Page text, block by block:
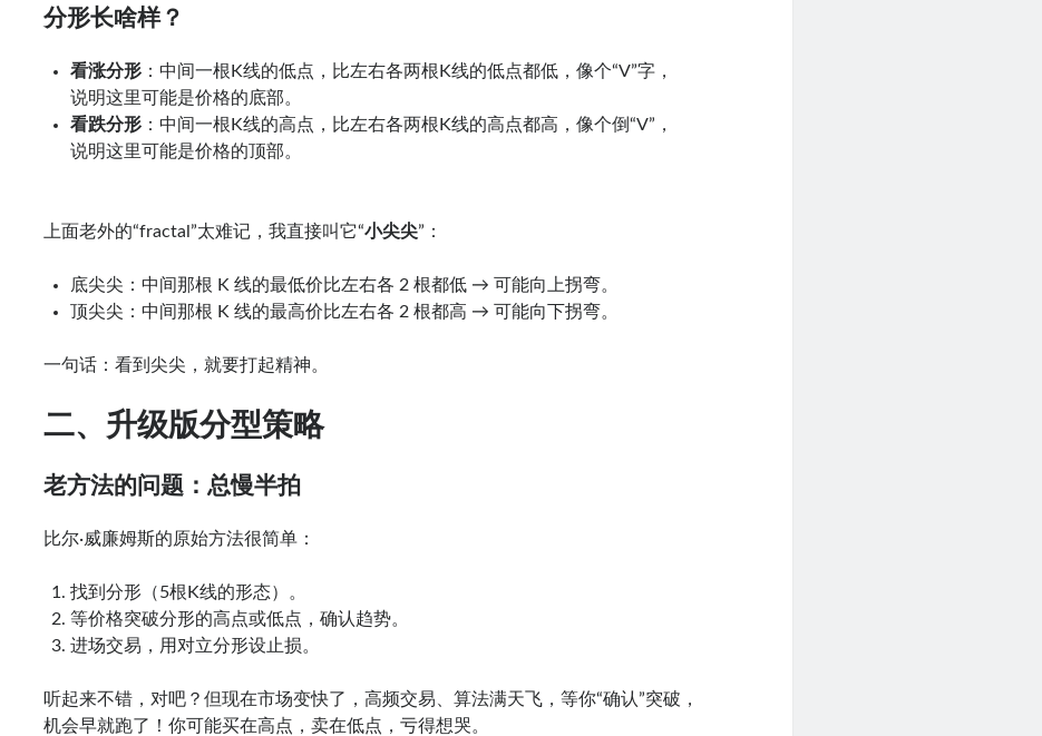
分形长啥样？
看涨分形 ：中间一根K线的低点，比左右各两根K线的低点都低，像个“V”字，
说明这里可能是价格的底部。
看跌分形 ：中间一根K线的高点，比左右各两根K线的高点都高，像个倒“V”，
说明这里可能是价格的顶部。
上面老外的“fractal”太难记，我直接叫它“小尖尖”：
底尖尖：中间那根 K 线的最低价比左右各 2 根都低 → 可能向上拐弯。
顶尖尖：中间那根 K 线的最高价比左右各 2 根都高 → 可能向下拐弯。
一句话：看到尖尖，就要打起精神。
二、升级版分型策略
老方法的问题：总慢半拍
比尔·威廉姆斯的原始方法很简单：
找到分形（5根K线的形态）。
等价格突破分形的高点或低点，确认趋势。
进场交易，用对立分形设止损。
听起来不错，对吧？但现在市场变快了，高频交易、算法满天飞，等你“确认”突破，
机会早就跑了！你可能买在高点，卖在低点，亏得想哭。